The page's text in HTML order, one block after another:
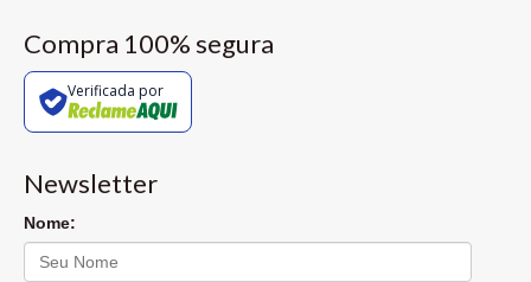
Compra 100% segura
Verificada por
Newsletter
Nome: